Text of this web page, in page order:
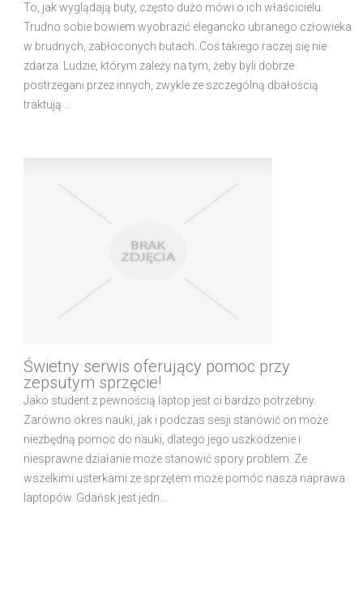
To, jak wyglądają buty, często dużo mówi o ich właścicielu.
Trudno sobie bowiem wyobrazić elegancko ubranego człowieka
w brudnych, zabłoconych butach. Coś takiego raczej się nie
zdarza. Ludzie, którym zależy na tym, żeby byli dobrze
postrzegani przez innych, zwykle ze szczególną dbałością
traktują ...
Świetny serwis oferujący pomoc przy
zepsutym sprzęcie!
Jako student z pewnością laptop jest ci bardzo potrzebny.
Zarówno okres nauki, jak i podczas sesji stanowić on może
niezbędną pomoc do nauki, dlatego jego uszkodzenie i
niesprawne działanie może stanowić spory problem. Ze
wszelkimi usterkami ze sprzętem może pomóc nasza naprawa
laptopów. Gdańsk jest jedn...